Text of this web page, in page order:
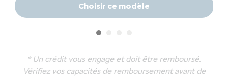
Choisir ce modèle
* Un crédit vous engage et doit être remboursé.
Vérifiez vos capacités de remboursement avant de